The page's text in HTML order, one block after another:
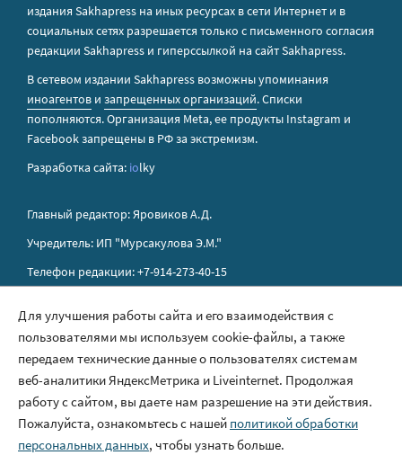
издания Sakhapress на иных ресурсах в сети Интернет и в
социальных сетях разрешается только с письменного согласия
редакции Sakhapress и гиперссылкой на сайт Sakhapress.
В сетевом издании Sakhapress возможны упоминания
иноагентов и запрещенных организаций. Списки
пополняются. Организация Metа, ее продукты Instagram и
Facebook запрещены в РФ за экстремизм.
Разработка сайта: iolky
Главный редактор: Яровиков А.Д.
Учредитель: ИП "Мурсакулова Э.М."
Телефон редакции: +7-914-273-40-15
Правила сайта
Политика обработки персональных данных
Размещение рекламы
Контакты
Для улучшения работы сайта и его взаимодействия с
пользователями мы используем cookie-файлы, а также
передаем технические данные о пользователях системам
веб-аналитики ЯндексМетрика и Liveinternet. Продолжая
работу с сайтом, вы даете нам разрешение на эти действия.
Пожалуйста, ознакомьтесь с нашей политикой обработки
персональных данных, чтобы узнать больше.